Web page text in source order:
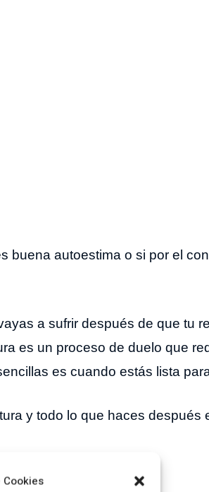
buena autoestima o si por el
a sufrir después de que tu
es un proceso de duelo que
es cuando estás lista
y todo lo que haces después